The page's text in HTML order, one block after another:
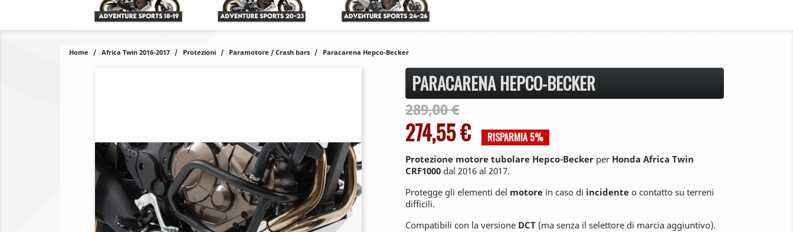
Home Africa Twin 2016-2017 Protezioni Paramotore / Crash bars Paracarena Hepco-Becker
PARACARENA HEPCO-BECKER
289,00 €
274,55 € RISPARMIA 5%
Protezione motore tubolare Hepco-Becker per Honda Africa Twin
CRF1000 dal 2016 al 2017.
Protegge gli elementi del motore in caso di incidente o contatto su terreni
difficili.
Compatibili con la versione DCT (ma senza il selettore di marcia aggiuntivo).